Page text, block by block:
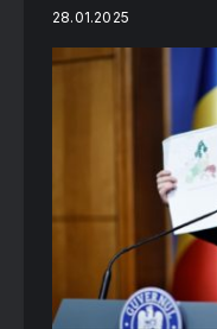
28.01.2025